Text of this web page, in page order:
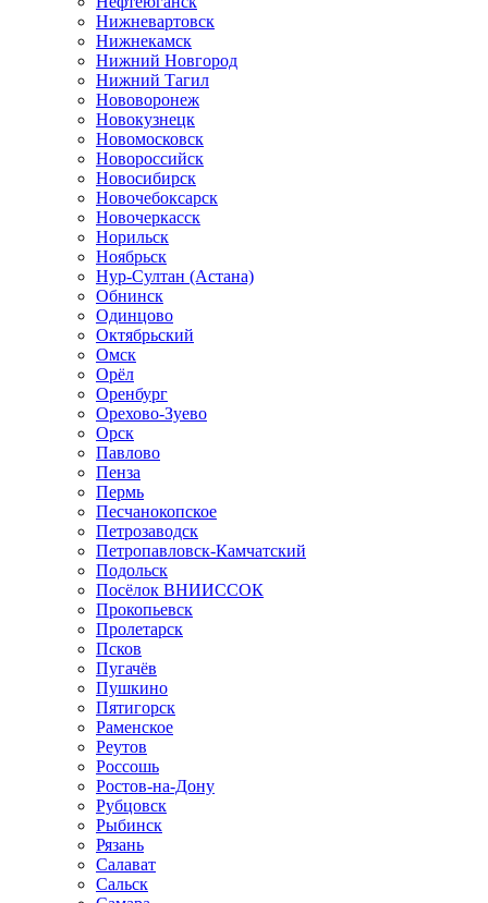
Нижневартовск
Нижнекамск
Нижний Новгород
Нижний Тагил
Нововоронеж
Новокузнецк
Новомосковск
Новороссийск
Новосибирск
Новочебоксарск
Новочеркасск
Норильск
Ноябрьск
Нур-Султан (Астана)
Обнинск
Одинцово
Октябрьский
Омск
Орёл
Оренбург
Орехово-Зуево
Орск
Павлово
Пенза
Пермь
Песчанокопское
Петрозаводск
Петропавловск-Камчатский
Подольск
Посёлок ВНИИССОК
Прокопьевск
Пролетарск
Псков
Пугачёв
Пушкино
Пятигорск
Раменское
Реутов
Россошь
Ростов-на-Дону
Рубцовск
Рыбинск
Рязань
Салават
Сальск